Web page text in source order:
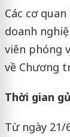
Các cơ
doanh
viên phóng
về Chương
Thời gian
Từ ngày